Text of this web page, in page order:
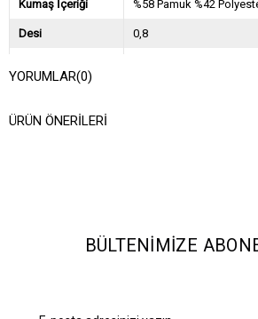
Kumaş İçeriği %58 Pamuk %42
Desi 0,8
Asorti Bilgisi
YORUMLAR(0)
ÜRÜN ÖNERILERI
BÜLTENIMIZE